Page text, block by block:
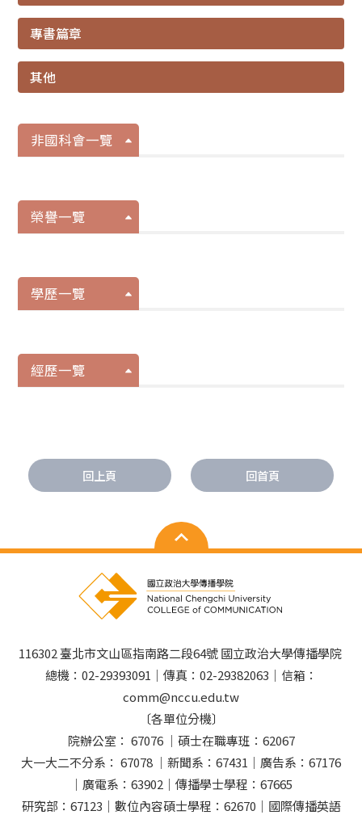
專書篇章
其他
非國科會一覽
榮譽一覽
學歷一覽
經歷一覽
回上頁 回首頁
116302 臺北市文山區指南路二段64號 國立政治大學傳播學院
總機：02-29393091｜傳真：02-29382063｜信箱：
comm@nccu.edu.tw
〔各單位分機〕
院辦公室： 67076 ｜碩士在職專班：62067
大一大二不分系： 67078 ｜新聞系：67431｜廣告系：67176
｜廣電系：63902｜傳播學士學程：67665
研究部：67123｜數位內容碩士學程：62670｜國際傳播英語